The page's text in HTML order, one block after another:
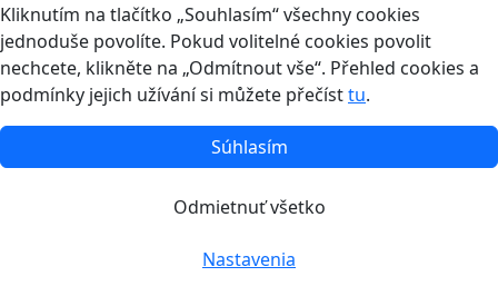
Kliknutím na tlačítko „Souhlasím“ všechny cookies
jednoduše povolíte. Pokud volitelné cookies povolit
nechcete, klikněte na „Odmítnout vše“. Přehled cookies a
podmínky jejich užívání si můžete přečísttu.
Súhlasím
Odmietnuť všetko
Nastavenia